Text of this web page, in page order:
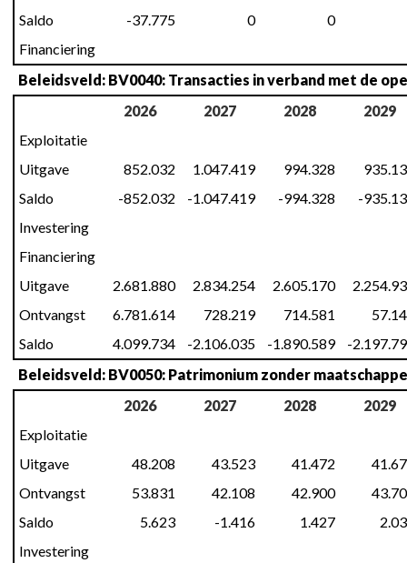
Saldo -37.775 0
0
Financiering
Beleidsveld: BV0040: Transacties in verband met de
2026
2027 2028
2029
Exploitatie
Uitgave
852.032 1.047.419 994.328
Saldo
-852.032 -1.047.419 -994.328
-
Investering
Financiering
Uitgave
2.681.880 2.834.254 2.605.170
Ontvangst
6.781.614 728.219 714.581
Saldo
4.099.734 -2.106.035 -1.890.589
-
Beleidsveld: BV0050: Patrimonium zonder
2026
2027 2028
2029
Exploitatie
Uitgave
48.208 43.523 41.472
Ontvangst
53.831 42.108 42.900
Saldo
5.623 -1.416 1.427
Investering